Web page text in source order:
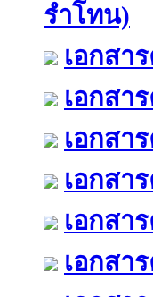
รำโทน)
เอกสา
เอกสา
เอกสา
เอกสา
เอกสา
เอกสา